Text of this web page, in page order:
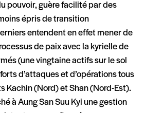
pouvoir, guère facilité par des
épris de transition
entendent en effet mener de
de paix avec la kyrielle de
(une vingtaine actifs sur le sol
d’attaques et d’opérations tous
Kachin (Nord) et Shan (Nord-Est).
à Aung San Suu Kyi une gestion